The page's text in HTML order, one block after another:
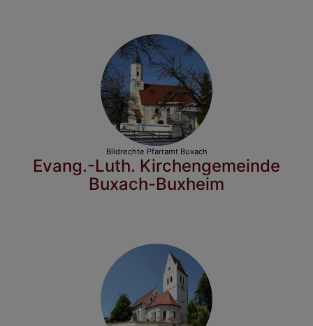
Bildrechte Pfarramt Buxach
Evang.-Luth. Kirchengemeinde
Buxach-Buxheim